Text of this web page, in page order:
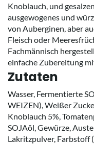
Knoblauch, und
ausgewogenes und
von Auberginen, aber
Fleisch oder
Fachmännisch
einfache Zubereitung
Zutaten
Wasser, Fermentierte
WEIZEN), Weißer
Knoblauch 5%,
SOJAöl, Gewürze,
Lakritzpulver, Farbstoff